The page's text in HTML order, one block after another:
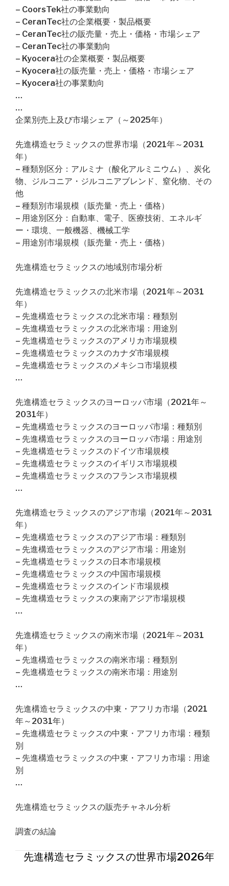
– CoorsTek社の事業動向
– CeranTec社の企業概要・製品概要
– CeranTec社の販売量・売上・価格・市場シェア
– CeranTec社の事業動向
– Kyocera社の企業概要・製品概要
– Kyocera社の販売量・売上・価格・市場シェア
– Kyocera社の事業動向
…
…
企業別売上及び市場シェア（～2025年）
先進構造セラミックスの世界市場（2021年～2031
年）
– 種類別区分：アルミナ（酸化アルミニウム）、炭化
物、ジルコニア・ジルコニアブレンド、窒化物、その
他
– 種類別市場規模（販売量・売上・価格）
– 用途別区分：自動車、電子、医療技術、エネルギ
ー・環境、一般機器、機械工学
– 用途別市場規模（販売量・売上・価格）
先進構造セラミックスの地域別市場分析
先進構造セラミックスの北米市場（2021年～2031
年）
– 先進構造セラミックスの北米市場：種類別
– 先進構造セラミックスの北米市場：用途別
– 先進構造セラミックスのアメリカ市場規模
– 先進構造セラミックスのカナダ市場規模
– 先進構造セラミックスのメキシコ市場規模
…
先進構造セラミックスのヨーロッパ市場（2021年～
2031年）
– 先進構造セラミックスのヨーロッパ市場：種類別
– 先進構造セラミックスのヨーロッパ市場：用途別
– 先進構造セラミックスのドイツ市場規模
– 先進構造セラミックスのイギリス市場規模
– 先進構造セラミックスのフランス市場規模
…
先進構造セラミックスのアジア市場（2021年～2031
年）
– 先進構造セラミックスのアジア市場：種類別
– 先進構造セラミックスのアジア市場：用途別
– 先進構造セラミックスの日本市場規模
– 先進構造セラミックスの中国市場規模
– 先進構造セラミックスのインド市場規模
– 先進構造セラミックスの東南アジア市場規模
…
先進構造セラミックスの南米市場（2021年～2031
年）
– 先進構造セラミックスの南米市場：種類別
– 先進構造セラミックスの南米市場：用途別
…
先進構造セラミックスの中東・アフリカ市場（2021
年～2031年）
– 先進構造セラミックスの中東・アフリカ市場：種類
別
– 先進構造セラミックスの中東・アフリカ市場：用途
別
…
先進構造セラミックスの販売チャネル分析
調査の結論
先進構造セラミックスの世界市場2026年